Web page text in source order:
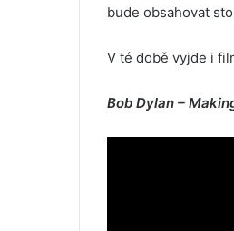
bude obsahovat
V té době vyjde i
Bob Dylan –